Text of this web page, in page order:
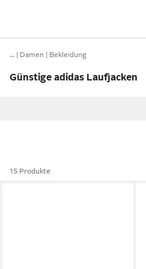
… Damen Bekleidung
Günstige adidas Laufjacken
15 Produkte